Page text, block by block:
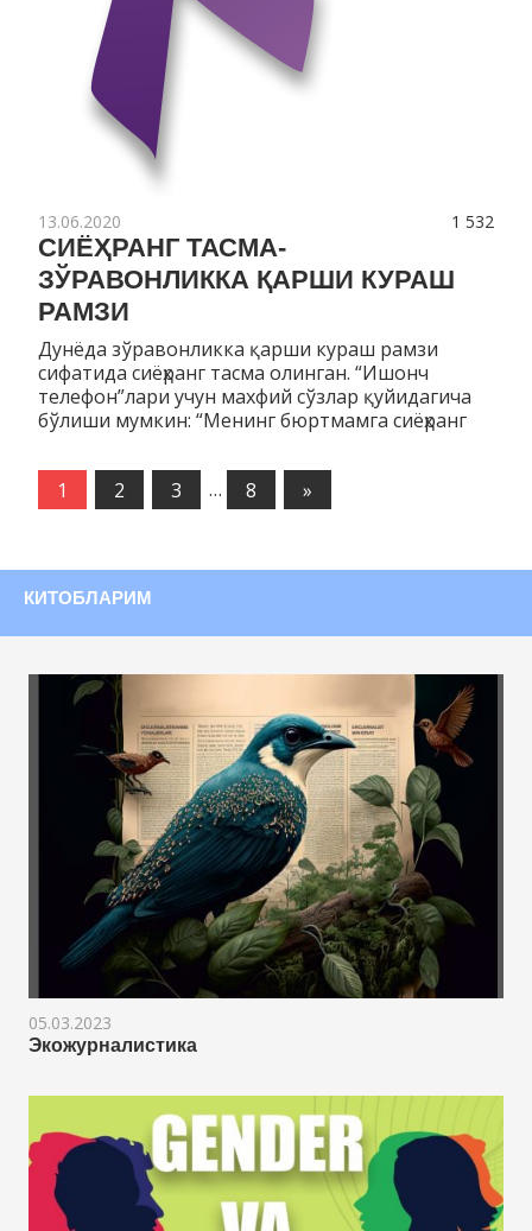
1 532
13.06.2020
СИЁҲРАНГ ТАСМА-
ЗЎРАВОНЛИККА ҚАРШИ КУРАШ
РАМЗИ
Дунёда зўравонликка қарши кураш рамзи
сифатида сиёҳранг тасма олинган. “Ишонч
телефон”лари учун махфий сўзлар қуйидагича
бўлиши мумкин: “Менинг бюртмамга сиёҳранг
1 2 3 … 8
Следующие
записи
»
КИТОБЛАРИМ
05.03.2023
Экожурналистика